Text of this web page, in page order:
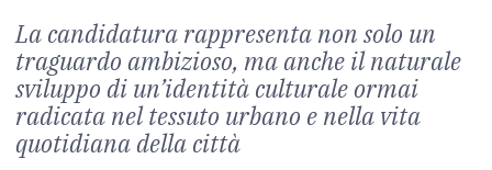
La candidatura rappresenta non solo un
traguardo ambizioso, ma anche il naturale
sviluppo di un’identità culturale ormai
radicata nel tessuto urbano e nella vita
quotidiana della città